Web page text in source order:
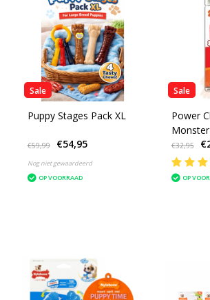
Sale
Puppy Stages Pack XL
€59,99 €54,95
Nog niet gewaardeerd
OP VOORRAAD
Sale
Power
€32,95
OP